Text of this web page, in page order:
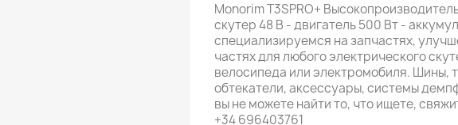
Monorim T3SPRO+
скутер 48 В - двигатель 500 Вт -
специализируемся на запчастях,
частях для любого электрического
велосипеда или электромобиля. Шины,
обтекатели, аксессуары, системы
вы не можете найти то, что ищете,
+34 696403761